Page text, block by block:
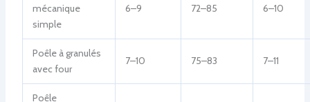
mécanique
simple
6–9 72–85 6–10
Poêle à granulés
avec four
7–10 75–83 7–11
Poêle